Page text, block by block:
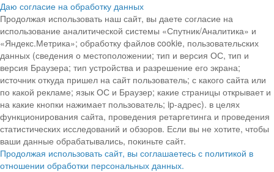
Даю согласие на обработку данных
Продолжая использовать наш сайт, вы даете согласие на
использование аналитической системы «Спутник/Аналитика» и
«Яндекс.Метрика»; обработку файлов cookie, пользовательских
данных (сведения о местоположении; тип и версия ОС, тип и
версия Браузера; тип устройства и разрешение его экрана;
источник откуда пришел на сайт пользователь; с какого сайта или
по какой рекламе; язык ОС и Браузер; какие страницы открывает и
на какие кнопки нажимает пользователь; ip-адрес). в целях
функционирования сайта, проведения ретаргетинга и проведения
статистических исследований и обзоров. Если вы не хотите, чтобы
ваши данные обрабатывались, покиньте сайт.
Продолжая использовать сайт, вы соглашаетесь с политикой в
отношении обработки персональных данных.